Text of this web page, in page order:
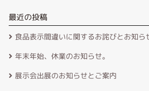
最近の投稿
食品表示間違いに関するお詫びとお知ら
年末年始、休業のお知らせ。
展示会出展のお知らせとご案内